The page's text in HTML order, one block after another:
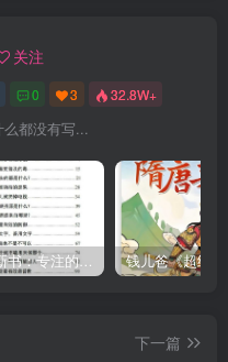
关注
0 3 32.8W+
都没有写...
李笑来新书：专注的真相 [PDF]
下一篇